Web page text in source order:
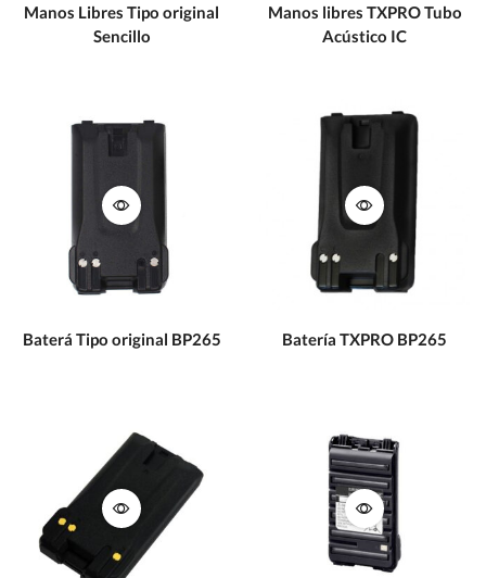
Manos Libres Tipo original
Sencillo
Manos libres TXPRO Tubo
Acústico IC
Baterá Tipo original BP265 Batería TXPRO BP265